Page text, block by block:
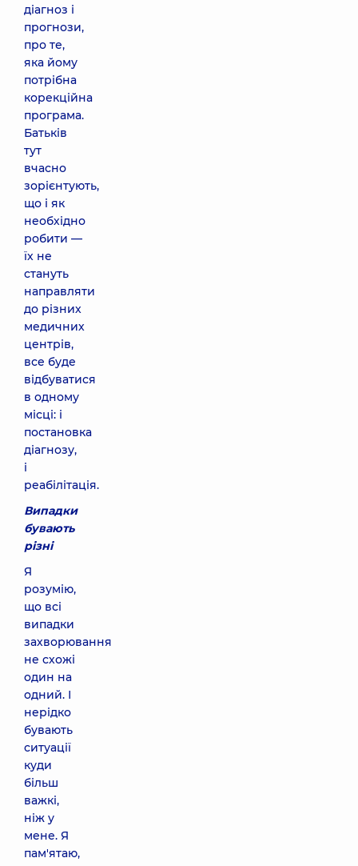
діагноз і
прогнози,
про те,
яка йому
потрібна
корекційна
програма.
Батьків
тут
вчасно
зорієнтують,
що і як
необхідно
робити —
їх не
стануть
направляти
до різних
медичних
центрів,
все буде
відбуватися
в одному
місці: і
постановка
діагнозу,
і
реабілітація.
Випадки
бувають
різні
Я
розумію,
що всі
випадки
захворювання
не схожі
один на
одний. І
нерідко
бувають
ситуації
куди
більш
важкі,
ніж у
мене. Я
пам'ятаю,